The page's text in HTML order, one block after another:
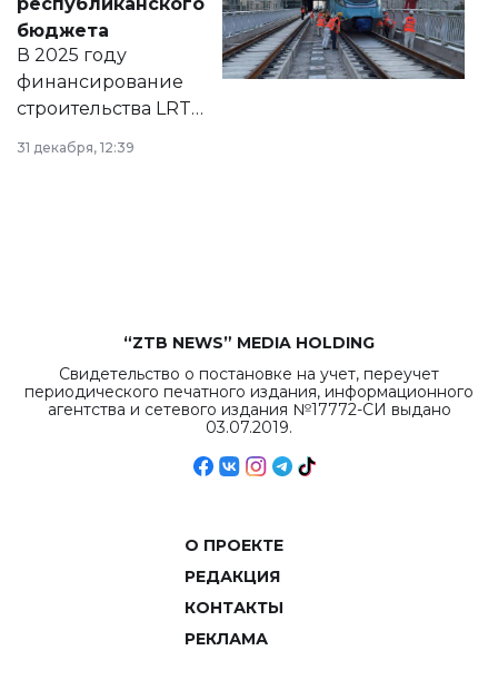
правовых актов и
на сайте маслихат
города.
бюджета
В 2025 году
финансирование
строительства LRT
в Астане из
республиканского
31 декабря, 12:39
“ZTB NEWS” MEDIA HOLDING
Свидетельство о постановке на учет, переучет
периодического печатного издания, информационного
агентства и сетевого издания №17772-СИ выдано
03.07.2019.
О ПРОЕКТЕ
РЕДАКЦИЯ
КОНТАКТЫ
РЕКЛАМА